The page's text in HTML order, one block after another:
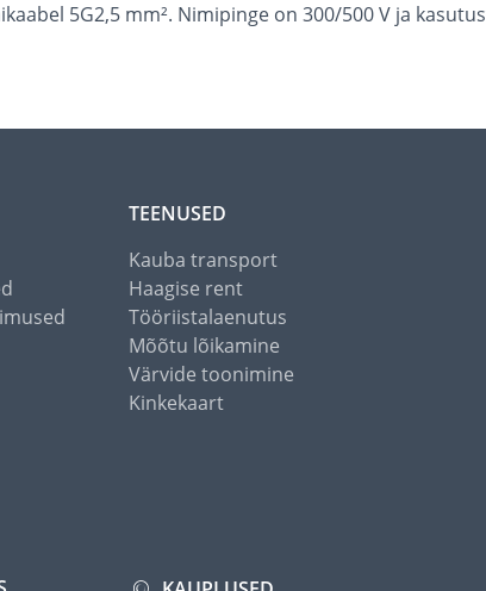
5G2,5 mm². Nimipinge on 300/500 V ja
TEENUSED
Kauba transport
Haagise rent
Tööriistalaenutus
Mõõtu lõikamine
Värvide toonimine
Kinkekaart